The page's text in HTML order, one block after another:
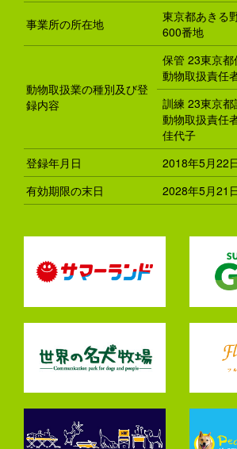
事業所の所在地
東京都あきる
600番地
動物取扱業の種別及び登
録内容
保管 23東京
動物取扱責任
訓練 23東京
動物取扱責任
佳代子
登録年月日
2018年5月22
有効期限の末日
2028年5月21